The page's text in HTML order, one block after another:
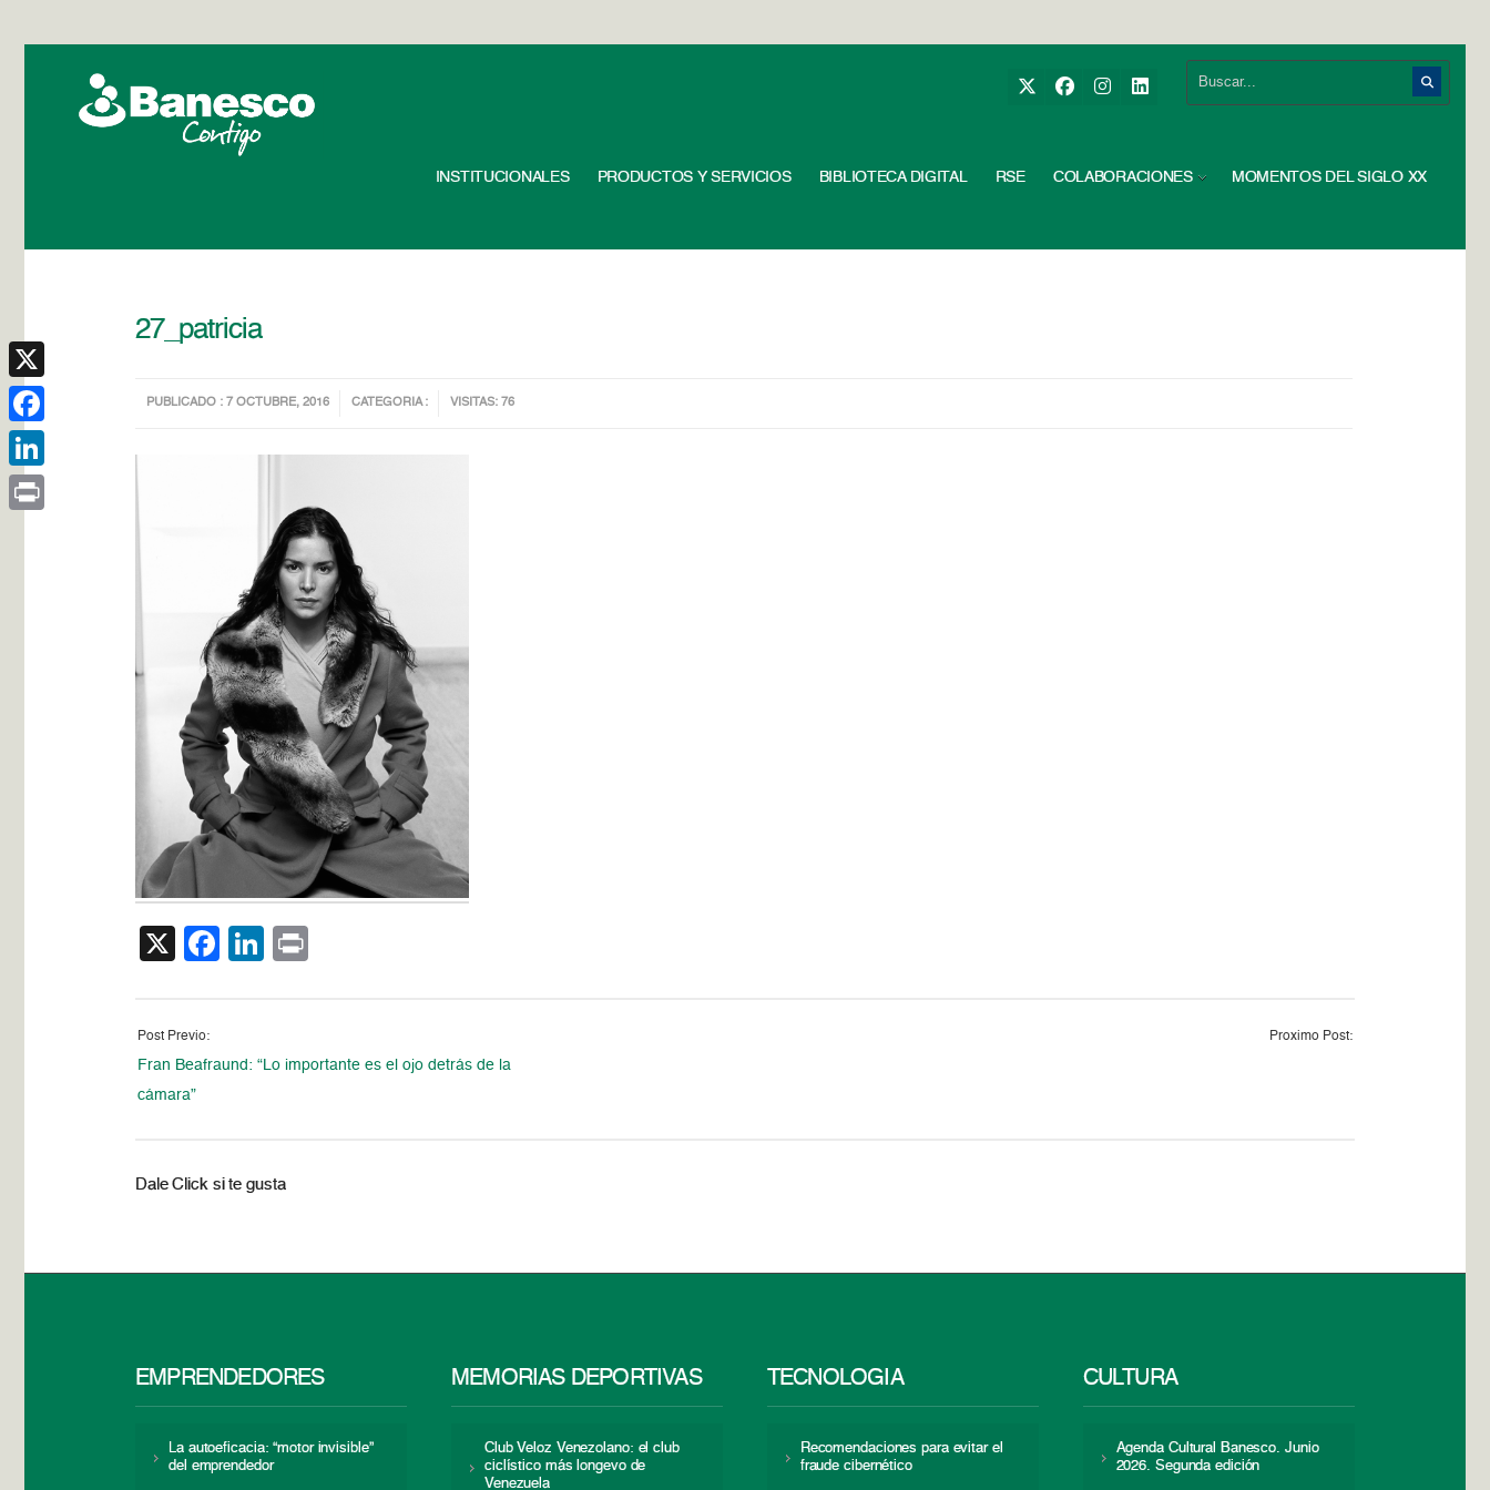
INSTITUCIONALES PRODUCTOS Y SERVICIOS BIBLIOTECA DIGITAL RSE COLABORACIONES MOMENTOS DEL SIGLO XX
27_patricia
PUBLICADO : 7 OCTUBRE, 2016 CATEGORIA : VISITAS: 76
X Facebook
LinkedIn
Post Previo:
Fran Beafraund: “Lo importante es el ojo detrás de la
cámara”
Proximo Post:
Dale Click si te gusta
EMPRENDEDORES
La autoeficacia: “motor invisible”
del emprendedor
MEMORIAS DEPORTIVAS
Club Veloz Venezolano: el club
ciclístico más longevo de
Venezuela
TECNOLOGÍA
Recomendaciones para evitar el
fraude cibernético
CULTURA
Agenda Cultural Banesco. Junio
2026. Segunda edición
X
Facebook
LinkedIn